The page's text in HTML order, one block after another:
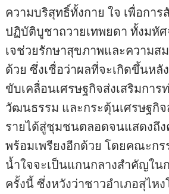
ความบริสุทธิ์ทั้งกาย ใจ เพื่อการ
ปฏิบัติบูชาถวายเทพยดา ทั้งมหั
เจช่วยรักษาสุขภาพและความส
ด้วย ซึ่งเชื่อว่าผลที่จะเกิดขึ้นหลั
ขับเคลื่อนเศรษฐกิจส่งเสริมการ
วัฒนธรรม และกระตุ้นเศรษฐกิจ
รายได้สู่ชุมชนตลอดจนแสดงถึ
พร้อมเพรียงอีกด้วย โดยคณะกร
น้ำใจจะเป็นแกนกลางสำคัญใน
ครั้งนี้ ซึ่งหวังว่าชาวอำเภอสุไห